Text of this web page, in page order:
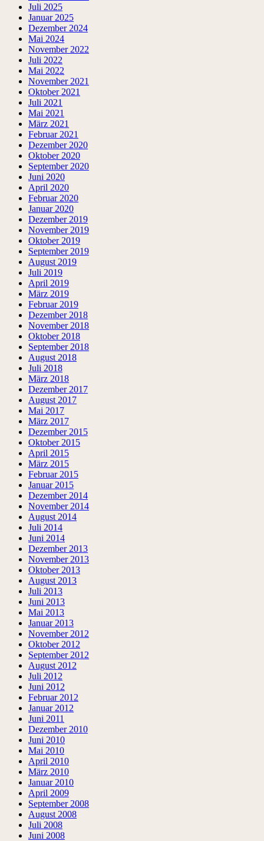
Juli 2025
Januar 2025
Dezember 2024
Mai 2024
November 2022
Juli 2022
Mai 2022
November 2021
Oktober 2021
Juli 2021
Mai 2021
März 2021
Februar 2021
Dezember 2020
Oktober 2020
September 2020
Juni 2020
April 2020
Februar 2020
Januar 2020
Dezember 2019
November 2019
Oktober 2019
September 2019
August 2019
Juli 2019
April 2019
März 2019
Februar 2019
Dezember 2018
November 2018
Oktober 2018
September 2018
August 2018
Juli 2018
März 2018
Dezember 2017
August 2017
Mai 2017
März 2017
Dezember 2015
Oktober 2015
April 2015
März 2015
Februar 2015
Januar 2015
Dezember 2014
November 2014
August 2014
Juli 2014
Juni 2014
Dezember 2013
November 2013
Oktober 2013
August 2013
Juli 2013
Juni 2013
Mai 2013
Januar 2013
November 2012
Oktober 2012
September 2012
August 2012
Juli 2012
Juni 2012
Februar 2012
Januar 2012
Juni 2011
Dezember 2010
Juni 2010
Mai 2010
April 2010
März 2010
Januar 2010
April 2009
September 2008
August 2008
Juli 2008
Juni 2008